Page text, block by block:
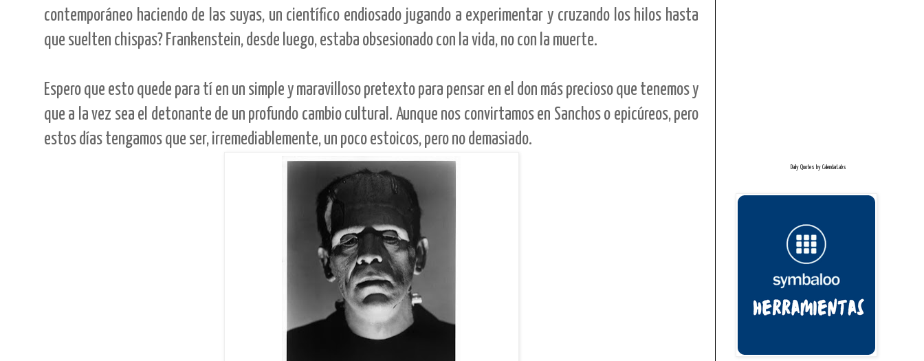
contemporáneo haciendo de las suyas, un científico endiosado jugando a experimentar y cruzando los hilos hasta
que suelten chispas? Frankenstein, desde luego, estaba obsesionado con la vida, no con la muerte.
Espero que esto quede para tí en un simple y maravilloso pretexto para pensar en el don más precioso que tenemos y
que a la vez sea el detonante de un profundo cambio cultural. Aunque nos convirtamos en Sanchos o epicúreos, pero
estos días tengamos que ser, irremediablemente, un poco estoicos, pero no demasiado.
Daily Quotes by CalendarLabs